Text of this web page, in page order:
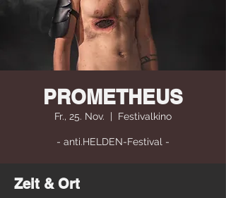
PROMETHEUS
Fr., 25. Nov.
  |
Festivalkino
- anti.HELDEN-Festival -
Zeit & Ort